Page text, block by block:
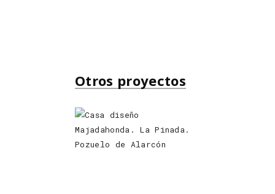
Otros proyectos
Casa